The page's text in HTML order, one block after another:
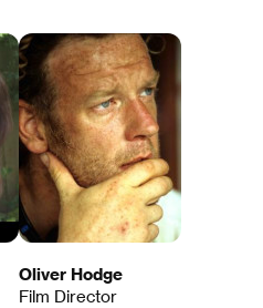
Oliver Hodge
Film Director